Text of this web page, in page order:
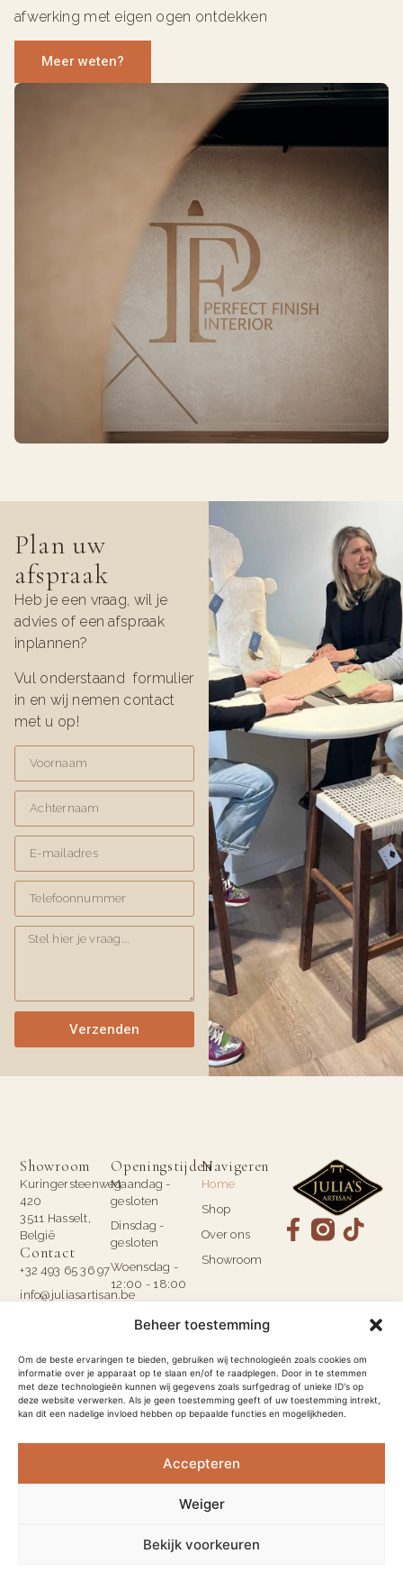
Beheer toestemming
Om de beste ervaringen te bieden, gebruiken wij technologieën zoals cookies om
informatie over je apparaat op te slaan en/of te raadplegen. Door in te stemmen
met deze technologieën kunnen wij gegevens zoals surfgedrag of unieke ID's op
deze website verwerken. Als je geen toestemming geeft of uw toestemming intrekt,
kan dit een nadelige invloed hebben op bepaalde functies en mogelijkheden.
Accepteren
Weiger
Bekijk voorkeuren
afwerking met eigen ogen ontdekken
Meer weten?
Plan uw
afspraak
Heb je een vraag, wil je
advies of een afspraak
inplannen?
Vul onderstaand formulier
in en wij nemen contact
met u op!
Verzenden
Navigeren
Home
Shop
Over ons
Showroom
Showroom
Kuringersteenweg
420
3511 Hasselt,
België
Contact
+32 493 65 36 97
info@juliasartisan.be
Openingstijden
Maandag -
gesloten
Dinsdag -
gesloten
Woensdag -
12:00 - 18:00
10:00 - 18:00
- 18:00
Zaterdag -
10:00 - 18:00